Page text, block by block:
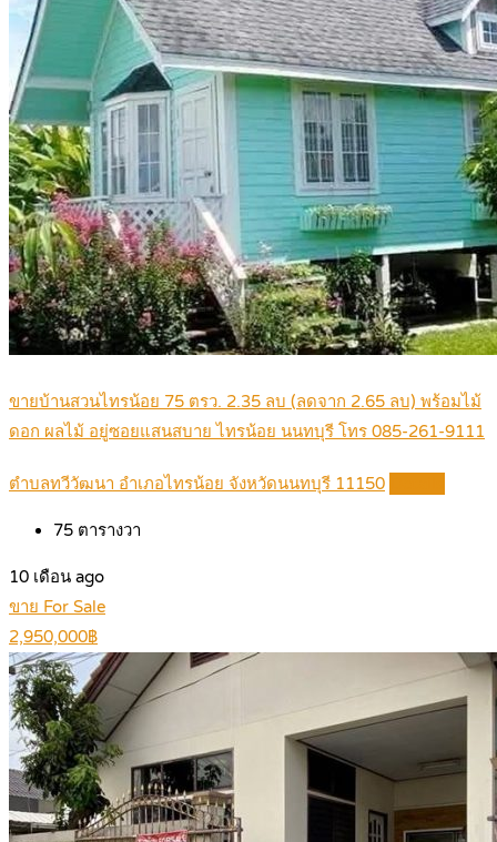
ขายบ้านสวนไทรน้อย 75 ตรว. 2.35 ลบ (ลดจาก 2.65 ลบ) พร้อมไม้
ดอก ผลไม้ อยู่ซอยแสนสบาย ไทรน้อย นนทบุรี โทร 085-261-9111
ตำบลทวีวัฒนา อำเภอไทรน้อย จังหวัดนนทบุรี 11150
75 ตารางวา
10 เดือน ago
ขาย For Sale
2,950,000฿